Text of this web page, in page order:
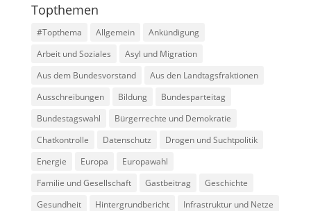
Topthemen
#Topthema Allgemein
Ankündigung
Arbeit und Soziales
Asyl und Migration
Aus dem Bundesvorstand
Aus den Landtagsfraktionen
Ausschreibungen
Bildung
Bundesparteitag
Bundestagswahl
Bürgerrechte und Demokratie
Chatkontrolle
Datenschutz
Drogen und Suchtpolitik
Energie
Europa
Europawahl
Familie und Gesellschaft
Gastbeitrag
Geschichte
Gesundheit
Hintergrundbericht
Infrastruktur und Netze